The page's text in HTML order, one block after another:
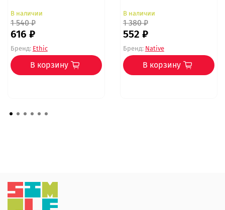
В наличии
1 540 ₽
616 ₽
Бренд: Ethic
В корзину
В наличии
1 380 ₽
552 ₽
Бренд: Native
В корзину